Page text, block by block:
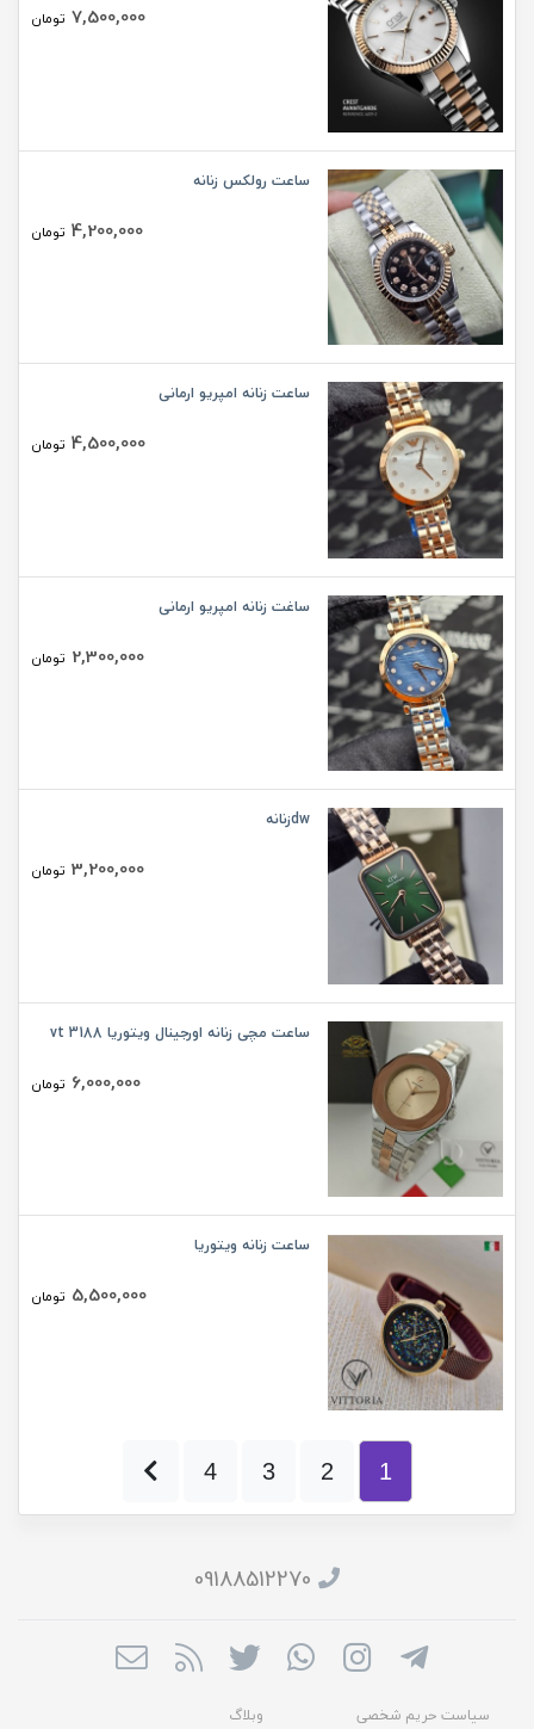
7,500,000 تومان
ساعت رولکس زنانه
4,200,000 تومان
ساعت زنانه امپریو ارمانی
4,500,000 تومان
ساغت زنانه امپریو ارمانی
2,300,000 تومان
dwزنانه
3,200,000 تومان
ساعت مچی زنانه اورجینال ویتوریا vt 3188
6,000,000 تومان
ساعت زنانه ویتوریا
5,500,000 تومان
1
2
3
4
09188512270
سیاست حریم شخصی وبلاگ